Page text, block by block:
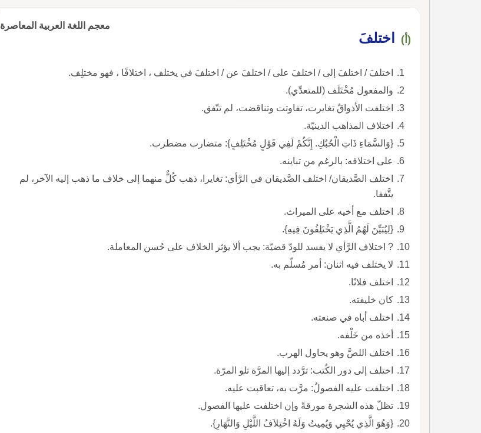
معجم اللغة العربية المعاصرة
(أ) اختلفَ
اختلفَ / اختلفَ إلى / اختلفَ على / اختلفَ عن / اختلفَ في يختلف ، اختلافًا ، فهو مختلِف.
والمفعول مُخْتَلَف (للمتعدِّي).
اختلفت الأذواقُ تغايرت، تفاوتت وتناقضت، لم تتّفق.
اختلاف المذاهب الدينيّة.
{وَالسَّمَاءِ ذَاتِ الْحُبُكِ. إِنَّكُمْ لَفِي قَوْلٍ مُخْتَلِفٍ}: متضارب مضطرب.
على اختلافه: بالرغم من تباينه.
اختلف الصَّديقان/ اختلف الصَّديقان في الرَّأي: تغايرا، ذهب كُلٌّ منهما إلى خلاف ما ذهب إليه الآخر، لم
يتَّفقا.
اختلف مع أخيه على الميراث.
{لِيُبَيِّنَ لَهُمُ الَّذِي يَخْتَلِفُونَ فِيهِ}.
? اختلاف الرَّأي لا يفسد للودّ قضيّة: يجب ألا يؤثر الخلاف على حُسن المعاملة.
لا يختلف فيه اثنان: أمر مُسلّم به.
اختلف فلانًا.
كان خليفته.
اختلف أباه في صنعته.
أخذه من خَلْفه.
اختلف اللصَّ وهو يحاول الهرب.
اختلف إلى دور الكُتب: ترَّدد إليها المرَّة تلو المرّة.
اختلفت عليه الفصولُ: مرَّت به، تعاقبت عليه.
تظلّ هذه الشجرة مورقةً وإن اختلفت عليها الفصول.
{وَهُوَ الَّذِي يُحْيِي وَيُمِيتُ وَلَهُ اخْتِلاَفُ اللَّيْلِ وَالنَّهَارِ}.